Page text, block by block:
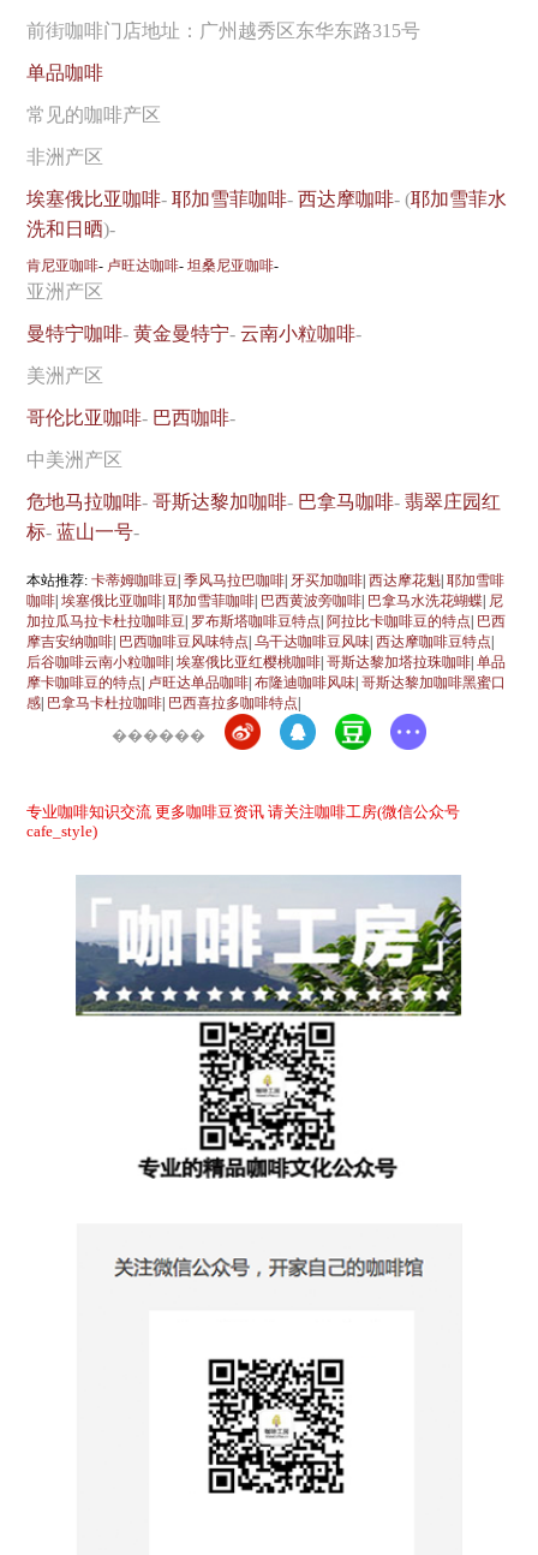
前街咖啡门店地址：广州越秀区东华东路315号
单品咖啡
常见的咖啡产区
非洲产区
埃塞俄比亚咖啡-耶加雪菲咖啡-西达摩咖啡- (耶加雪菲水
洗和日晒)-
肯尼亚咖啡- 卢旺达咖啡-坦桑尼亚咖啡-
亚洲产区
曼特宁咖啡-黄金曼特宁-云南小粒咖啡-
美洲产区
哥伦比亚咖啡- 巴西咖啡-
中美洲产区
危地马拉咖啡-哥斯达黎加咖啡- 巴拿马咖啡-翡翠庄园红
标-蓝山一号-
本站推荐:卡蒂姆咖啡豆|季风马拉巴咖啡| 牙买加咖啡|西达摩花魁|耶加雪啡
咖啡|埃塞俄比亚咖啡|耶加雪菲咖啡| 巴西黄波旁咖啡| 巴拿马水洗花蝴蝶| 尼
加拉瓜马拉卡杜拉咖啡豆| 罗布斯塔咖啡豆特点|阿拉比卡咖啡豆的特点| 巴西
摩吉安纳咖啡| 巴西咖啡豆风味特点|乌干达咖啡豆风味|西达摩咖啡豆特点|
后谷咖啡云南小粒咖啡|埃塞俄比亚红樱桃咖啡|哥斯达黎加塔拉珠咖啡|单品
摩卡咖啡豆的特点| 卢旺达单品咖啡|布隆迪咖啡风味|哥斯达黎加咖啡黑蜜口
感| 巴拿马卡杜拉咖啡| 巴西喜拉多咖啡特点|
������
专业咖啡知识交流 更多咖啡豆资讯 请关注咖啡工房(微信公众号
cafe_style)